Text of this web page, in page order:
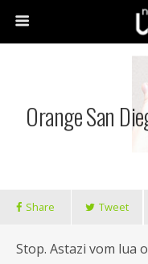
Orange San
Share Tweet
Stop. Astazi vom lua